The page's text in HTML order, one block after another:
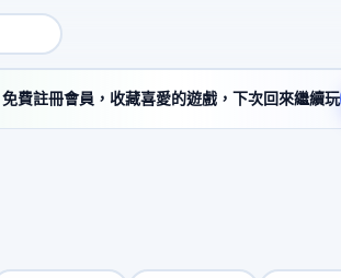
費註冊會員，收藏喜愛的遊戲，下次回來繼續玩